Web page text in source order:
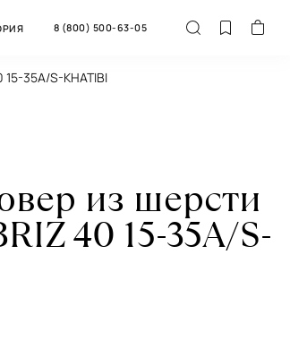
8 (800) 500-63-05
35A/S-KHATIBI
из шерсти
40 15-35A/S-